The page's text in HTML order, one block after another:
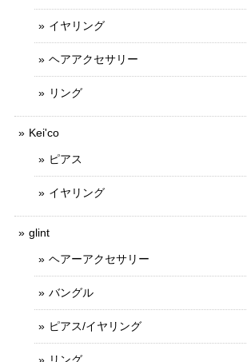
イヤリング
ヘアアクセサリー
リング
Kei'co
ピアス
イヤリング
glint
ヘアーアクセサリー
バングル
ピアス/イヤリング